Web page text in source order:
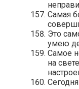
Самая
Это
умею
Самое
на